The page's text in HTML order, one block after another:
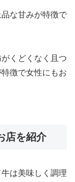
な甘みが特徴で
くどくなく且つ
徴で女性にもお
店を紹介
は美味しく調理